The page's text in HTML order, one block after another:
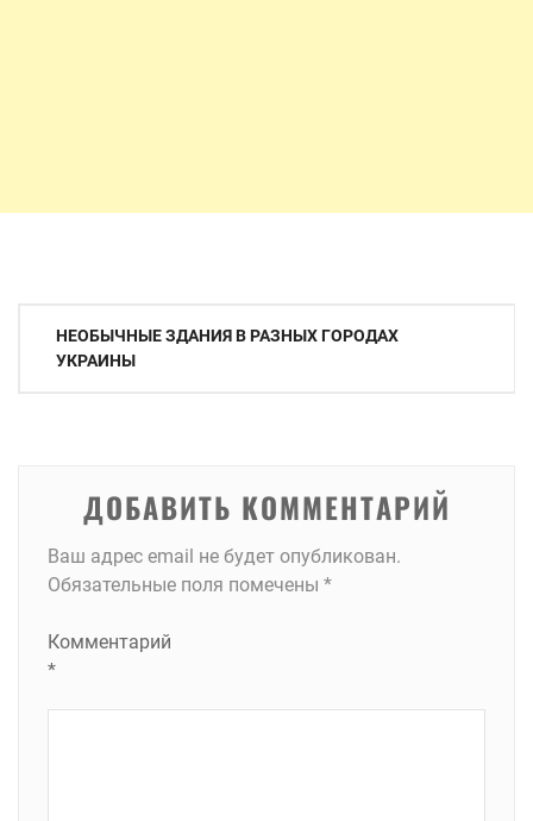
Навигация
НЕОБЫЧНЫЕ ЗДАНИЯ В РАЗНЫХ ГОРОДАХ
УКРАИНЫ
ДОБАВИТЬ КОММЕНТАРИЙ
Ваш адрес email не будет опубликован.
Обязательные поля помечены *
Комментарий
*